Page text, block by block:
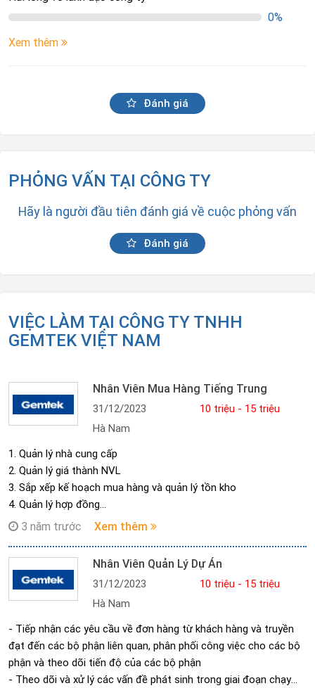
0%
Xem thêm
Đánh giá
PHỎNG VẤN TẠI CÔNG TY
Hãy là người đầu tiên đánh giá về cuộc phỏng vấn
Đánh giá
VIỆC LÀM TẠI CÔNG TY TNHH
GEMTEK VIỆT NAM
Nhân Viên Mua Hàng Tiếng Trung
31/12/2023
10 triệu - 15 triệu
Hà Nam
1. Quản lý nhà cung cấp
2. Quản lý giá thành NVL
3. Sắp xếp kế hoạch mua hàng và quản lý tồn kho
4. Quản lý hợp đồng
5. Làm và tổng hợp các báo cáo liên quan
3 năm trước Xem thêm
Nhân Viên Quản Lý Dự Án
31/12/2023
10 triệu - 15 triệu
Hà Nam
- Tiếp nhận các yêu cầu về đơn hàng từ khách hàng và truyền
đạt đến các bộ phận liên quan, phân phối công việc cho các bộ
phận và theo dõi tiến độ của các bộ phận
- Theo dõi và xử lý các vấn đề phát sinh trong giai đoạn chạy